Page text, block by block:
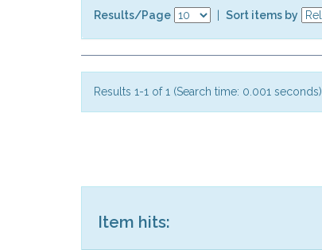
Results/Page Sort items by
Results 1-1 of 1 (Search time: 0.001 seconds).
Item hits: